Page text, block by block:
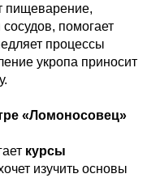
пищеварение,
помогает
процессы
укропа приносит
«Ломоносовец»
курсы
изучить основы